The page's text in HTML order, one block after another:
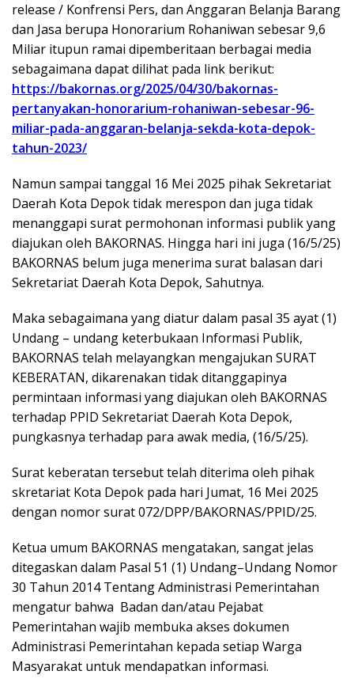
release / Konfrensi Pers, dan Anggaran Belanja Barang
dan Jasa berupa Honorarium Rohaniwan sebesar 9,6
Miliar itupun ramai dipemberitaan berbagai media
sebagaimana dapat dilihat pada link berikut:
https://bakornas.org/2025/04/30/bakornas-
pertanyakan-honorarium-rohaniwan-sebesar-96-
miliar-pada-anggaran-belanja-sekda-kota-depok-
tahun-2023/
Namun sampai tanggal 16 Mei 2025 pihak Sekretariat
Daerah Kota Depok tidak merespon dan juga tidak
menanggapi surat permohonan informasi publik yang
diajukan oleh BAKORNAS. Hingga hari ini juga (16/5/25)
BAKORNAS belum juga menerima surat balasan dari
Sekretariat Daerah Kota Depok, Sahutnya.
Maka sebagaimana yang diatur dalam pasal 35 ayat (1)
Undang – undang keterbukaan Informasi Publik,
BAKORNAS telah melayangkan mengajukan SURAT
KEBERATAN, dikarenakan tidak ditanggapinya
permintaan informasi yang diajukan oleh BAKORNAS
terhadap PPID Sekretariat Daerah Kota Depok,
pungkasnya terhadap para awak media, (16/5/25).
Surat keberatan tersebut telah diterima oleh pihak
skretariat Kota Depok pada hari Jumat, 16 Mei 2025
dengan nomor surat 072/DPP/BAKORNAS/PPID/25.
Ketua umum BAKORNAS mengatakan, sangat jelas
ditegaskan dalam Pasal 51 (1) Undang–Undang Nomor
30 Tahun 2014 Tentang Administrasi Pemerintahan
mengatur bahwa Badan dan/atau Pejabat
Pemerintahan wajib membuka akses dokumen
Administrasi Pemerintahan kepada setiap Warga
Masyarakat untuk mendapatkan informasi.